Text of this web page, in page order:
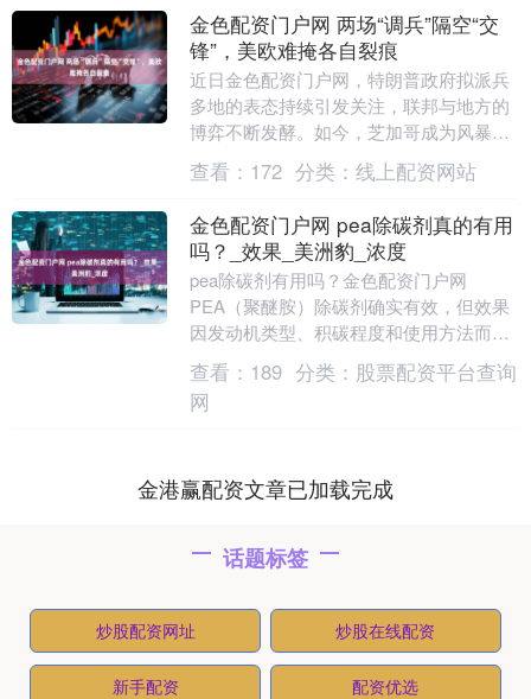
金色配资门户网 两场“调兵”隔空“交
锋”，美欧难掩各自裂痕
近日金色配资门户网，特朗普政府拟派兵
多地的表态持续引发关注，联邦与地方的
博弈不断发酵。如今，芝加哥成为风暴焦
点。一边是暴力犯罪率下降，一边是枪击
事件频发，芝加哥....
查看： 172 分类： 线上配资网站
金色配资门户网 pea除碳剂真的有用
吗？_效果_美洲豹_浓度
pea除碳剂有用吗？金色配资门户网
PEA（聚醚胺）除碳剂确实有效，但效果
因发动机类型、积碳程度和使用方法而
异。以下是具体分析： 一、PEA除碳剂的
原理 PEA....
查看： 189 分类： 股票配资平台查询
网
金港赢配资文章已加载完成
话题标签
炒股配资网址 炒股在线配资
新手配资 配资优选